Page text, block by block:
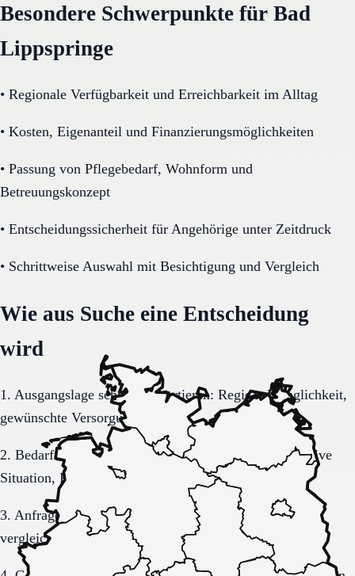
Besondere Schwerpunkte für Bad
Lippspringe
• Regionale Verfügbarkeit und Erreichbarkeit im Alltag
• Kosten, Eigenanteil und Finanzierungsmöglichkeiten
• Passung von Pflegebedarf, Wohnform und
Betreuungskonzept
• Entscheidungssicherheit für Angehörige unter Zeitdruck
• Schrittweise Auswahl mit Besichtigung und Vergleich
Wie aus Suche eine Entscheidung
wird
1. Ausgangslage schriftlich sortieren: Region, Dringlichkeit,
gewünschte Versorgungsform.
2. Bedarf konkretisieren: Pflegegrad, Mobilität, kognitive
Situation, Kostenrahmen.
3. Anfrage sauber formulieren, damit Rückmeldungen
vergleichbar bleiben.